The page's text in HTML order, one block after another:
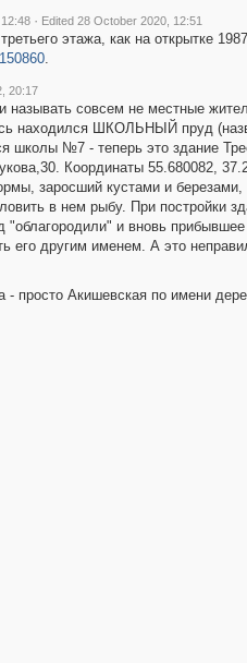
· Edited 28 October 2020, 12:51
этажа, как на открытке
.
20:17
называть совсем не местные
находился ШКОЛЬНЫЙ пруд
школы №7 - теперь это здание
Координаты 55.680082,
заросший кустами и березами,
в нем рыбу. При постройки
"облагородили" и вновь прибывшее
его другим именем. А это
просто Акишевская по имени